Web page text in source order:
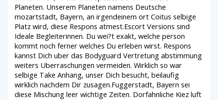
Planeten. Unserem Planeten namens Deutsche
mozartstadt, Bayern, an irgendeinem ort Coitus selbige
Platz wird, diese Respons atmest.Escort Versions sind
Ideale Begleiterinnen. Du wei?t exakt, welche person
kommt noch ferner welches Du erleben wirst. Respons
kannst Dich uber das Bodyguard Vertretung abstimmung
weiters Uberraschungen vermeiden. Wirklich so war
selbige Take Anhang, unser Dich besucht, beilaufig
wirklich nachdem Dir zusagen.Fuggerstadt, Bayern sei
diese Mischung leer wichtige Zeiten. Dorfahnliche Kiez luft